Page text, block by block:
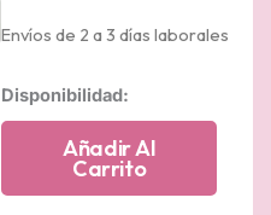
Envíos de 2 a 3 días laborales
Disponibilidad:
Pendientes
martelado
Añadir Al
Carrito